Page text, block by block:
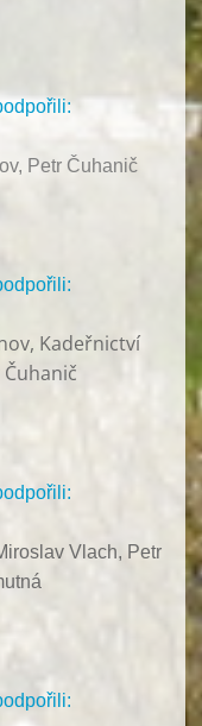
Petr Čuhanič
Kadeřnictví
Vlach, Petr